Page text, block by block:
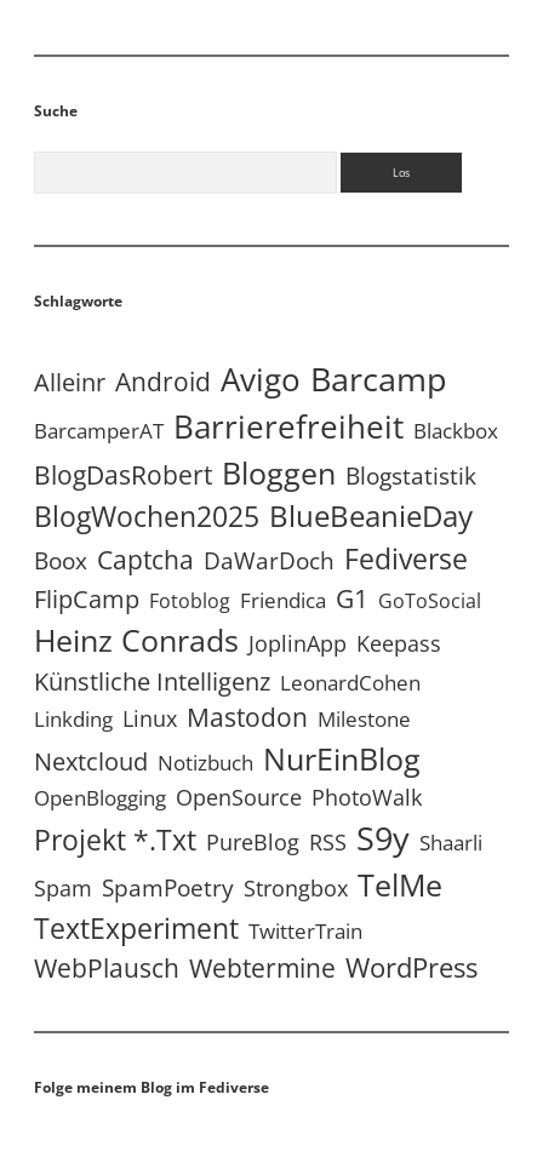
Suche
Schlagworte
Alleinr Android Avigo Barcamp
BarcamperAT Barrierefreiheit Blackbox
BlogDasRobert Bloggen Blogstatistik
BlogWochen2025 BlueBeanieDay
Boox Captcha DaWarDoch Fediverse
FlipCamp Fotoblog Friendica G1 GoToSocial
Heinz Conrads JoplinApp Keepass
Künstliche Intelligenz LeonardCohen
Linkding Linux Mastodon Milestone
Nextcloud Notizbuch NurEinBlog
OpenBlogging OpenSource PhotoWalk
Projekt *.txt PureBlog RSS S9y Shaarli
Spam SpamPoetry Strongbox TelMe
TextExperiment TwitterTrain
WebPlausch Webtermine WordPress
Folge meinem Blog im Fediverse